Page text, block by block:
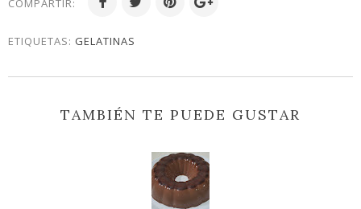
COMPARTIR:
ETIQUETAS: GELATINAS
TAMBIÉN TE PUEDE GUSTAR